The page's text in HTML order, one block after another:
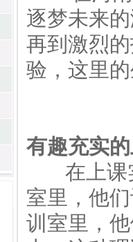
逐梦未来
再到激烈
验，这里
有趣充实
在上课实
室里，他
训室里，